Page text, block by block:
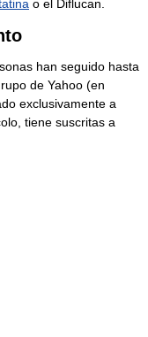
o el Diflucan.
han seguido hasta
de Yahoo (en
exclusivamente a
tiene suscritas a